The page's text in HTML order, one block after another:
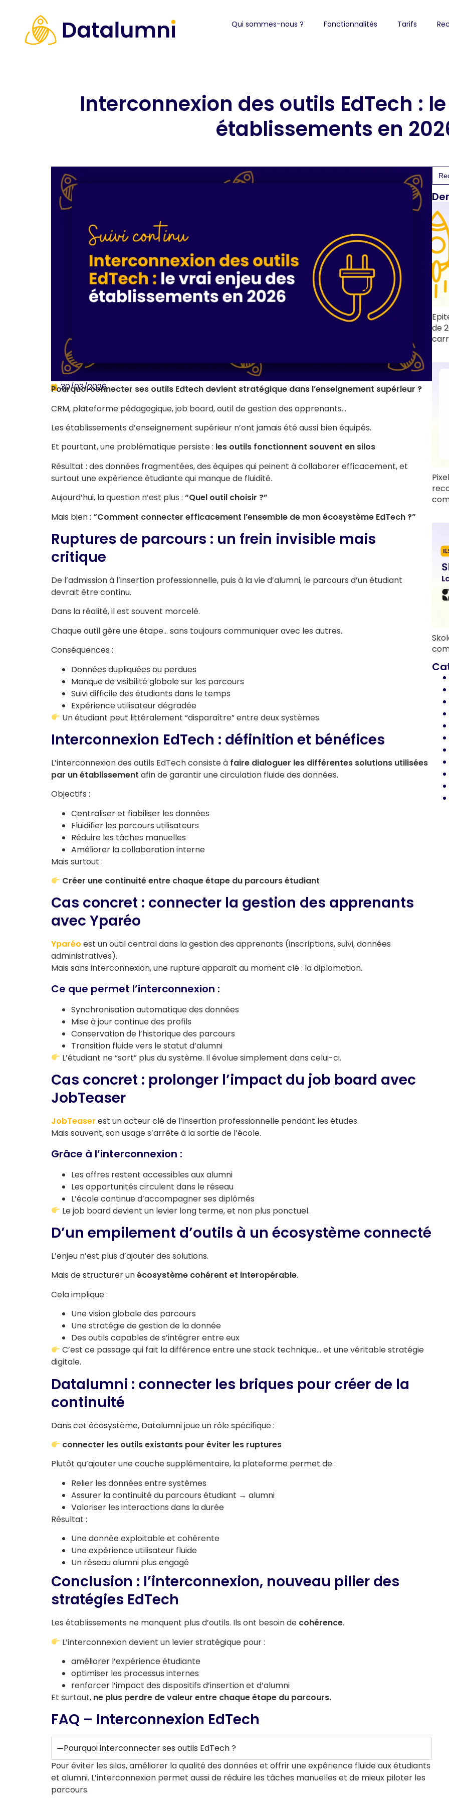
Qui sommes-nous ? Fonctionnalités Tarifs
Interconnexion des outils EdTech :
établissements en
30/03/2026
Pourquoi connecter ses outils Edtech devient stratégique dans l’enseignement supérieur ?
CRM, plateforme pédagogique, job board, outil de gestion des apprenants…
Les établissements d’enseignement supérieur n’ont jamais été aussi bien équipés.
Et pourtant, une problématique persiste : les outils fonctionnent souvent en silos
Résultat : des données fragmentées, des équipes qui peinent à collaborer efficacement, et
surtout une expérience étudiante qui manque de fluidité.
Aujourd’hui, la question n’est plus : “Quel outil choisir ?”
Mais bien : “Comment connecter efficacement l’ensemble de mon écosystème EdTech ?”
Ruptures de parcours : un frein invisible mais
critique
De l’admission à l’insertion professionnelle, puis à la vie d’alumni, le parcours d’un étudiant
devrait être continu.
Dans la réalité, il est souvent morcelé.
Chaque outil gère une étape… sans toujours communiquer avec les autres.
Conséquences :
Données dupliquées ou perdues
Manque de visibilité globale sur les parcours
Suivi difficile des étudiants dans le temps
Expérience utilisateur dégradée
Un étudiant peut littéralement “disparaître” entre deux systèmes.
Interconnexion EdTech : définition et bénéfices
L’interconnexion des outils EdTech consiste à faire dialoguer les différentes solutions utilisées
par un établissement afin de garantir une circulation fluide des données.
Objectifs :
Centraliser et fiabiliser les données
Fluidifier les parcours utilisateurs
Réduire les tâches manuelles
Améliorer la collaboration interne
Mais surtout :
Créer une continuité entre chaque étape du parcours étudiant
Cas concret : connecter la gestion des apprenants
avec Yparéo
Yparéo est un outil central dans la gestion des apprenants (inscriptions, suivi, données
administratives).
Mais sans interconnexion, une rupture apparaît au moment clé : la diplomation.
Ce que permet l’interconnexion :
Synchronisation automatique des données
Mise à jour continue des profils
Conservation de l’historique des parcours
Transition fluide vers le statut d’alumni
L’étudiant ne “sort” plus du système. Il évolue simplement dans celui-ci.
Cas concret : prolonger l’impact du job board avec
JobTeaser
JobTeaser est un acteur clé de l’insertion professionnelle pendant les études.
Mais souvent, son usage s’arrête à la sortie de l’école.
Grâce à l’interconnexion :
Les offres restent accessibles aux alumni
Les opportunités circulent dans le réseau
L’école continue d’accompagner ses diplômés
Le job board devient un levier long terme, et non plus ponctuel.
D’un empilement d’outils à un écosystème connecté
L’enjeu n’est plus d’ajouter des solutions.
Mais de structurer unécosystème cohérent et interopérable.
Cela implique :
Une vision globale des parcours
Une stratégie de gestion de la donnée
Des outils capables de s’intégrer entre eux
C’est ce passage qui fait la différence entre une stack technique… et une véritable stratégie
digitale.
Datalumni : connecter les briques pour créer de la
continuité
Dans cet écosystème, Datalumni joue un rôle spécifique :
connecter les outils existants pour éviter les ruptures
Plutôt qu’ajouter une couche supplémentaire, la plateforme permet de :
Relier les données entre systèmes
Assurer la continuité du parcours étudiant → alumni
Valoriser les interactions dans la durée
Résultat :
Une donnée exploitable et cohérente
Une expérience utilisateur fluide
Un réseau alumni plus engagé
Conclusion : l’interconnexion, nouveau pilier des
stratégies EdTech
Les établissements ne manquent plus d’outils. Ils ont besoin de cohérence.
L’interconnexion devient un levier stratégique pour :
améliorer l’expérience étudiante
optimiser les processus internes
renforcer l’impact des dispositifs d’insertion et d’alumni
Et surtout, ne plus perdre de valeur entre chaque étape du parcours.
FAQ – Interconnexion EdTech
Pourquoi interconnecter ses outils EdTech ?
Pour éviter les silos, améliorer la qualité des données et offrir une expérience fluide aux étudiants
et alumni. L’interconnexion permet aussi de réduire les tâches manuelles et de mieux piloter les
parcours.
for:
de